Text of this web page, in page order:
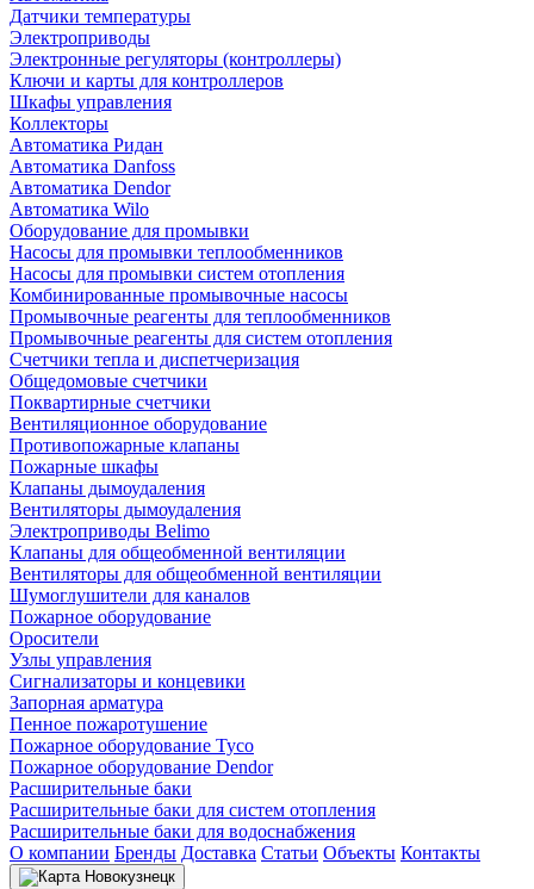
Датчики температуры
Электроприводы
Электронные регуляторы (контроллеры)
Ключи и карты для контроллеров
Шкафы управления
Коллекторы
Автоматика Ридан
Автоматика Danfoss
Автоматика Dendor
Автоматика Wilo
Оборудование для промывки
Насосы для промывки теплообменников
Насосы для промывки систем отопления
Комбинированные промывочные насосы
Промывочные реагенты для теплообменников
Промывочные реагенты для систем отопления
Счетчики тепла и диспетчеризация
Общедомовые счетчики
Поквартирные счетчики
Вентиляционное оборудование
Противопожарные клапаны
Пожарные шкафы
Клапаны дымоудаления
Вентиляторы дымоудаления
Электроприводы Belimo
Клапаны для общеобменной вентиляции
Вентиляторы для общеобменной вентиляции
Шумоглушители для каналов
Пожарное оборудование
Оросители
Узлы управления
Сигнализаторы и концевики
Запорная арматура
Пенное пожаротушение
Пожарное оборудование Tyco
Пожарное оборудование Dendor
Расширительные баки
Расширительные баки для систем отопления
Расширительные баки для водоснабжения
О компании Бренды Доставка Статьи Объекты Контакты
Новокузнецк